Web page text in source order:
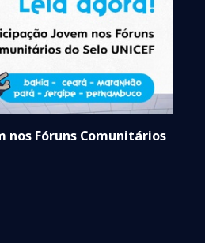
nos Fóruns Comunitários